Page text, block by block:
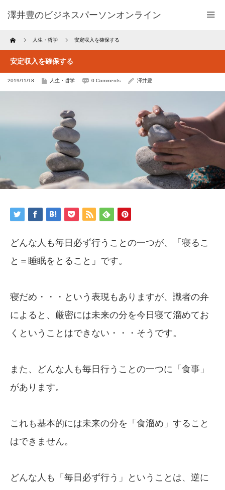
澤井豊のビジネスパーソンオンライン
Home 人生・哲学 安定収入を確保する
安定収入を確保する
2019/11/18 人生・哲学 0 Comments 澤井豊
どんな人も毎日必ず行うことの一つが、「寝るこ
と＝睡眠をとること」です。
寝だめ・・・という表現もありますが、識者の弁
によると、厳密には未来の分を今日寝て溜めてお
くということはできない・・・そうです。
また、どんな人も毎日行うことの一つに「食事」
があります。
これも基本的には未来の分を「食溜め」すること
はできません。
どんな人も「毎日必ず行う」ということは、逆に